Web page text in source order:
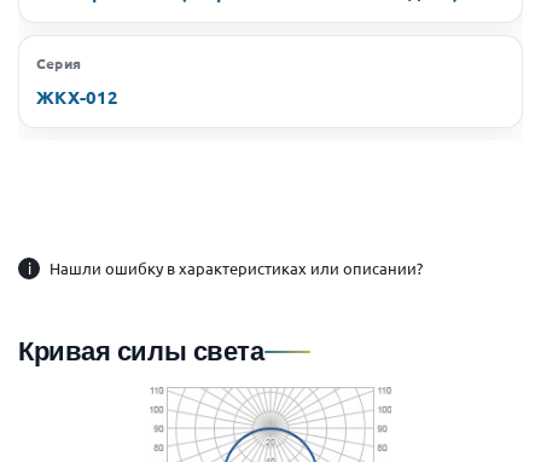
Серия
ЖКХ-012
i Нашли ошибку в характеристиках или описании?
Кривая силы света